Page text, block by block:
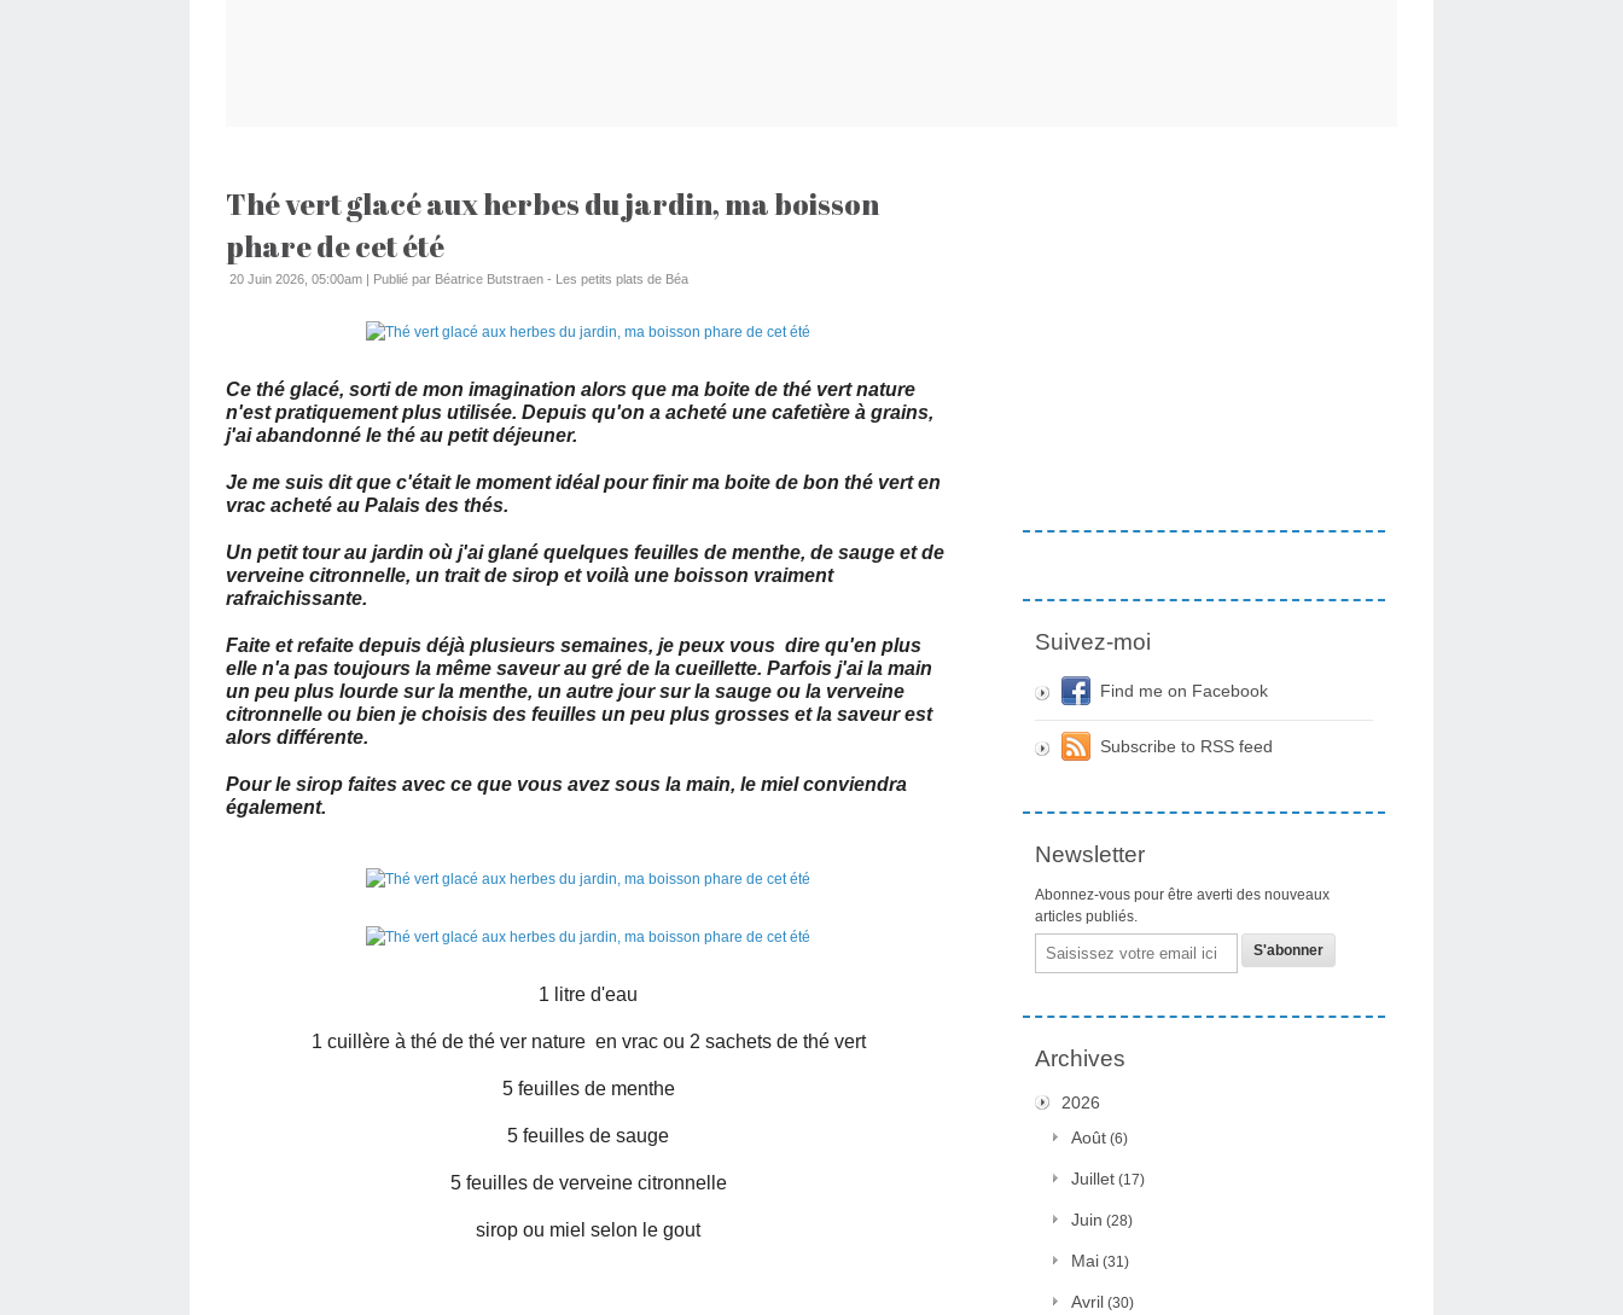
Thé vert glacé aux herbes du jardin, ma boisson
phare de cet été
20 Juin 2026, 05:00am | Publié par Béatrice Butstraen - Les petits plats de Béa
Ce thé glacé, sorti de mon imagination alors que ma boite de thé vert nature
n'est pratiquement plus utilisée. Depuis qu'on a acheté une cafetière à grains,
j'ai abandonné le thé au petit déjeuner.
Je me suis dit que c'était le moment idéal pour finir ma boite de bon thé vert en
vrac acheté au Palais des thés.
Un petit tour au jardin où j'ai glané quelques feuilles de menthe, de sauge et de
verveine citronnelle, un trait de sirop et voilà une boisson vraiment
rafraichissante.
Faite et refaite depuis déjà plusieurs semaines, je peux vous dire qu'en plus
elle n'a pas toujours la même saveur au gré de la cueillette. Parfois j'ai la main
un peu plus lourde sur la menthe, un autre jour sur la sauge ou la verveine
citronnelle ou bien je choisis des feuilles un peu plus grosses et la saveur est
alors différente.
Pour le sirop faites avec ce que vous avez sous la main, le miel conviendra
également.
1 litre d'eau
1 cuillère à thé de thé ver nature en vrac ou 2 sachets de thé vert
5 feuilles de menthe
5 feuilles de sauge
5 feuilles de verveine citronnelle
sirop ou miel selon le gout
Suivez-moi
Find me on Facebook
Subscribe to RSS feed
Newsletter
Abonnez-vous pour être averti des nouveaux
articles publiés.
Email
Archives
2026
Août (6)
Juillet (17)
Juin (28)
Mai (31)
Avril (30)